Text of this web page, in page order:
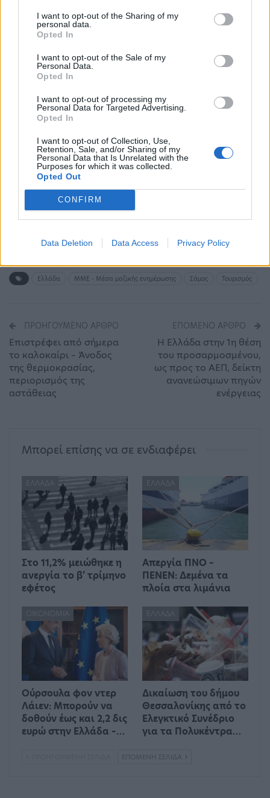
I want to opt-out of the Sharing of my
personal data.
Opted In
I want to opt-out of the Sale of my
Personal Data.
Opted In
I want to opt-out of processing my
Personal Data for Targeted Advertising.
Opted In
I want to opt-out of Collection, Use,
Retention, Sale, and/or Sharing of my
Personal Data that Is Unrelated with the
Purposes for which it was collected.
Opted Out
CONFIRM
Data Deletion Data Access Privacy Policy
Σημειώνεται πως στο προηγούμενο διάστημα
προηγήθηκαν με πρωτοβουλία του Δήμου
Ανατολικής Σάμου, στοχευμένες επαφές με
δημοσιογράφους και ταξιδιωτικούς πράκτορες
σε διεθνείς εκθέσεις τουρισμού, ειδική
παρουσίαση του προορισμού με επίκεντρο τη
γαστρονομία στο εξωτερικό και ανάπτυξη
ιστοσελίδων με έμφαση στις δραστηριότητες και
την τοπική κουζίνα.
Πηγή: ΑΠΕ – ΜΠΕ
Ελλάδα ΜΜΕ - Μέσα μαζικής ενημέρωσης Σάμος Τουρισμός
ΠΡΟΗΓΟΎΜΕΝΟ ΆΡΘΡΟ
Επιστρέφει από σήμερα
το καλοκαίρι – Άνοδος
της θερμοκρασίας,
περιορισμός της
αστάθειας
ΕΠΌΜΕΝΟ ΆΡΘΡΟ
Η Ελλάδα στην 1η θέση
του προσαρμοσμένου,
ως προς το ΑΕΠ, δείκτη
ανανεώσιμων πηγών
ενέργειας
Μπορεί επίσης να σε ενδιαφέρει
ΕΛΛΆΔΑ
Στο 11,2% μειώθηκε η
ανεργία το β’ τρίμηνο
εφέτος
ΕΛΛΆΔΑ
Απεργία ΠΝΟ –
ΠΕΝΕΝ: Δεμένα τα
πλοία στα λιμάνια
ΟΙΚΟΝΟΜΊΑ
Ούρσουλα φον ντερ
Λάιεν: Μπορούν να
δοθούν έως και 2,2 δις
ευρώ στην Ελλάδα –…
ΕΛΛΆΔΑ
Δικαίωση του δήμου
Θεσσαλονίκης από το
Ελεγκτικό Συνέδριο
για τα Πολυκέντρα…
ΕΠΌΜΕΝΗ ΣΕΛΊΔΑ